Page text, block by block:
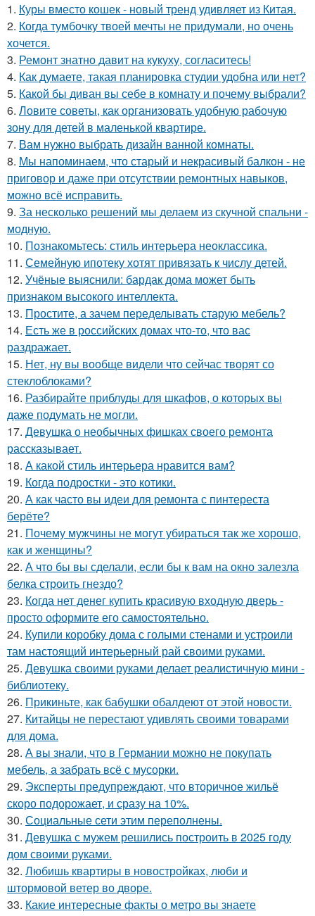
1. Куры вместо кошек - новый тренд удивляет из Китая.
2. Когда тумбочку твоей мечты не придумали, но очень
хочется.
3. Ремонт знатно давит на кукуху, согласитесь!
4. Как думаете, такая планировка студии удобна или нет?
5. Какой бы диван вы себе в комнату и почему выбрали?
6. Ловите советы, как организовать удобную рабочую
зону для детей в маленькой квартире.
7. Вам нужно выбрать дизайн ванной комнаты.
8. Мы напоминаем, что старый и некрасивый балкон - не
приговор и даже при отсутствии ремонтных навыков,
можно всё исправить.
9. За несколько решений мы делаем из скучной спальни -
модную.
10. Познакомьтесь: стиль интерьера неоклассика.
11. Семейную ипотеку хотят привязать к числу детей.
12. Учёные выяснили: бардак дома может быть
признаком высокого интеллекта.
13. Простите, а зачем переделывать старую мебель?
14. Есть же в российских домах что-то, что вас
раздражает.
15. Нет, ну вы вообще видели что сейчас творят со
стеклоблоками?
16. Разбирайте приблуды для шкафов, о которых вы
даже подумать не могли.
17. Девушка о необычных фишках своего ремонта
рассказывает.
18. А какой стиль интерьера нравится вам?
19. Когда подростки - это котики.
20. А как часто вы идеи для ремонта с пинтереста
берёте?
21. Почему мужчины не могут убираться так же хорошо,
как и женщины?
22. А что бы вы сделали, если бы к вам на окно залезла
белка строить гнездо?
23. Когда нет денег купить красивую входную дверь -
просто оформите его самостоятельно.
24. Купили коробку дома с голыми стенами и устроили
там настоящий интерьерный рай своими руками.
25. Девушка своими руками делает реалистичную мини -
библиотеку.
26. Прикиньте, как бабушки обалдеют от этой новости.
27. Китайцы не перестают удивлять своими товарами
для дома.
28. А вы знали, что в Германии можно не покупать
мебель, а забрать всё с мусорки.
29. Эксперты предупреждают, что вторичное жильё
скоро подорожает, и сразу на 10%.
30. Социальные сети этим переполнены.
31. Девушка с мужем решились построить в 2025 году
дом своими руками.
32. Любишь квартиры в новостройках, люби и
штормовой ветер во дворе.
33. Какие интересные факты о метро вы знаете